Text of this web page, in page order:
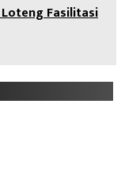
Fasilitasi